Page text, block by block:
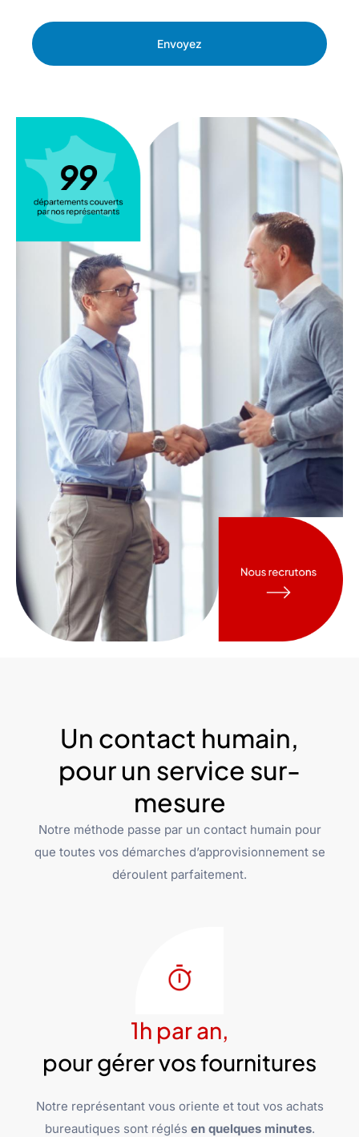
s
à
Envoyez
Un contact humain,
pour un service sur-
mesure
Notre méthode passe par un contact humain pour
que toutes vos démarches d’approvisionnement se
déroulent parfaitement.
1h par an,
pour gérer vos fournitures
Notre représentant vous oriente et tout vos achats
bureautiques sont réglés en quelques minutes.